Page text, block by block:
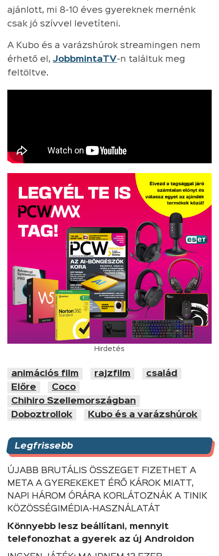
ajánlott, mi 8-10 éves gyereknek mernénk
csak jó szívvel levetíteni.
A Kubo és a varázshúrok streamingen nem
érhető el, JobbmintaTV-n találtuk meg
feltöltve.
Hirdetés
animációs film rajzfilm
család
Előre
Coco
Chihiro Szellemországban
Doboztrollok
Kubo és a varázshúrok
Legfrissebb
ÚJABB BRUTÁLIS ÖSSZEGET FIZETHET A
META A GYEREKEKET ÉRŐ KÁROK MIATT,
NAPI HÁROM ÓRÁRA KORLÁTOZNÁK A TINIK
KÖZÖSSÉGIMÉDIA-HASZNÁLATÁT
Könnyebb lesz beállítani, mennyit
telefonozhat a gyerek az új Androidon